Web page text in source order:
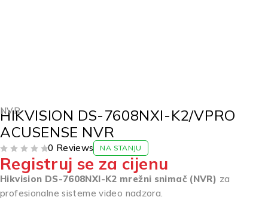
NVR
HIKVISION DS-7608NXI-K2/VPRO
ACUSENSE NVR
0 Reviews NA STANJU
Registruj se za cijenu
Hikvision DS-7608NXI-K2 mrežni snimač (NVR) za
profesionalne sisteme video nadzora.